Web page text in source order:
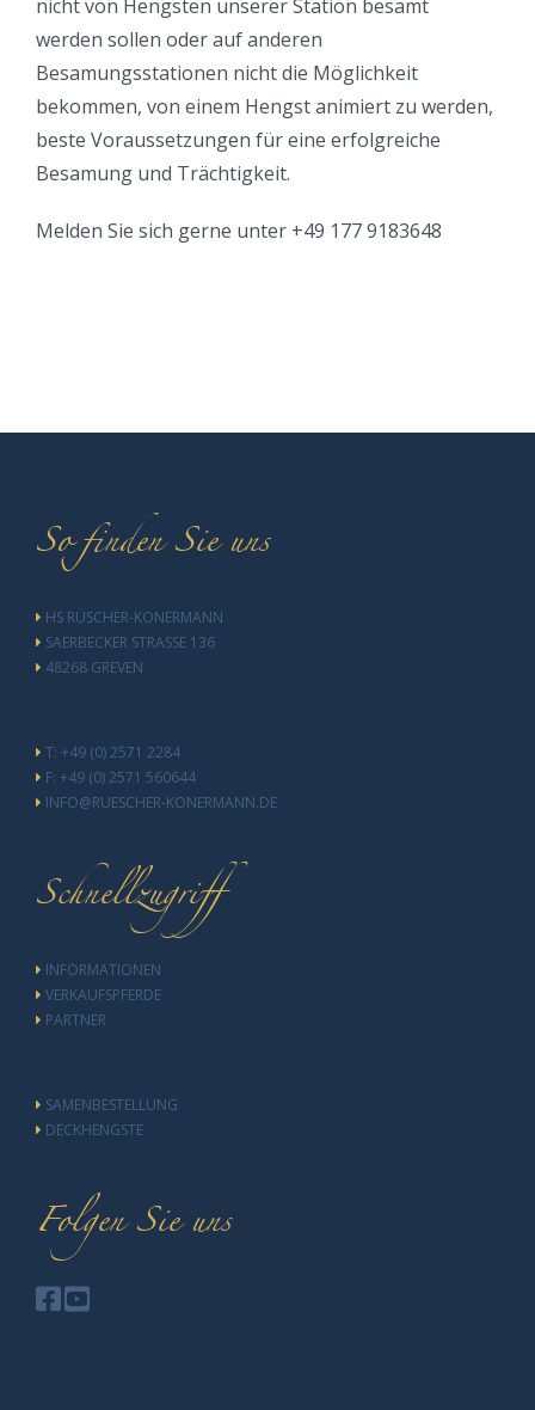
nicht von Hengsten unserer Station besamt
werden sollen oder auf anderen
Besamungsstationen nicht die Möglichkeit
bekommen, von einem Hengst animiert zu werden,
beste Voraussetzungen für eine erfolgreiche
Besamung und Trächtigkeit.
Melden Sie sich gerne unter +49 177 9183648
So finden Sie uns
HS RÜSCHER-KONERMANN
SAERBECKER STRASSE 136
48268 GREVEN
T: +49 (0) 2571 2284
F: +49 (0) 2571 560644
INFO@RUESCHER-KONERMANN.DE
Schnellzugriff
INFORMATIONEN
VERKAUFSPFERDE
PARTNER
SAMENBESTELLUNG
DECKHENGSTE
Folgen Sie uns